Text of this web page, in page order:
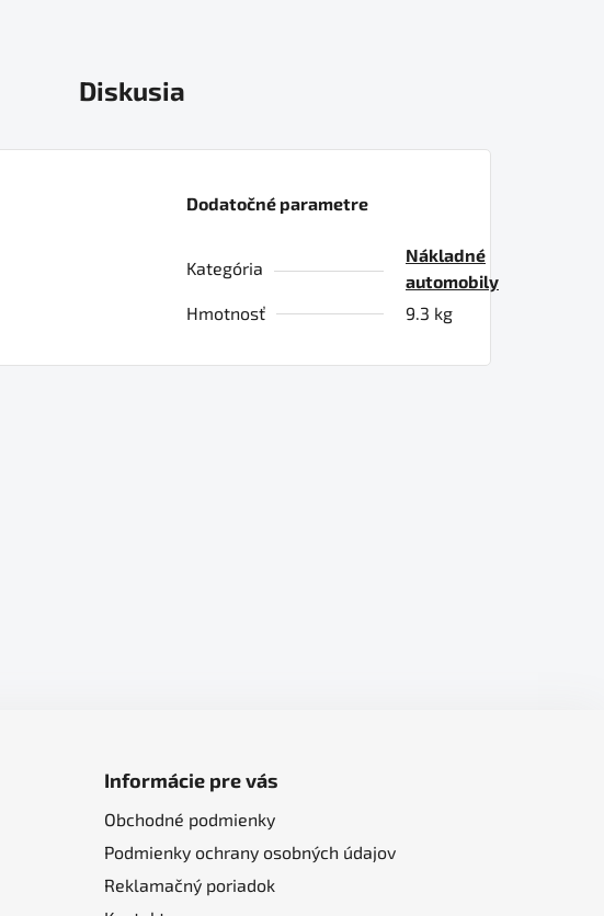
Diskusia
Dodatočné parametre
Kategória
Nákladné
automobily
Hmotnosť
9.3 kg
Informácie pre vás
Obchodné podmienky
Podmienky ochrany osobných údajov
Reklamačný poriadok